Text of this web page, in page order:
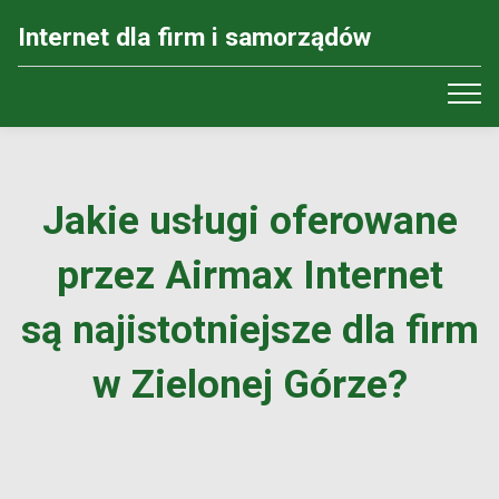
Internet dla firm i samorządów
Jakie usługi oferowane
przez Airmax Internet
są najistotniejsze dla firm
w Zielonej Górze?